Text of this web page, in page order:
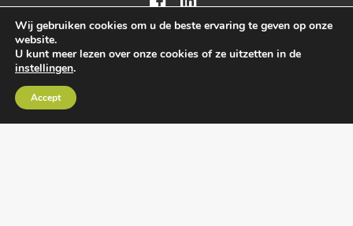
leveringsvoorwaarden
Wij gebruiken cookies om u de beste ervaring te geven op onze
website.
U kunt meer lezen over onze cookies of ze uitzetten in de
instellingen.
Accept